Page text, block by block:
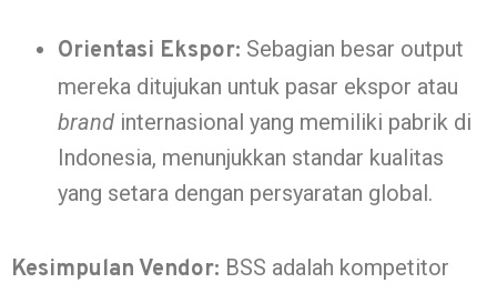
Orientasi Ekspor: Sebagian besar output
mereka ditujukan untuk pasar ekspor atau
brandinternasional yang memiliki pabrik di
Indonesia, menunjukkan standar kualitas
yang setara dengan persyaratan global.
Kesimpulan Vendor: BSS adalah kompetitor